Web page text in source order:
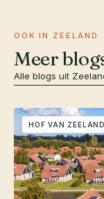
OOK IN ZEELAND
Meer
Alle blogs uit
HOF VAN ZEELAND